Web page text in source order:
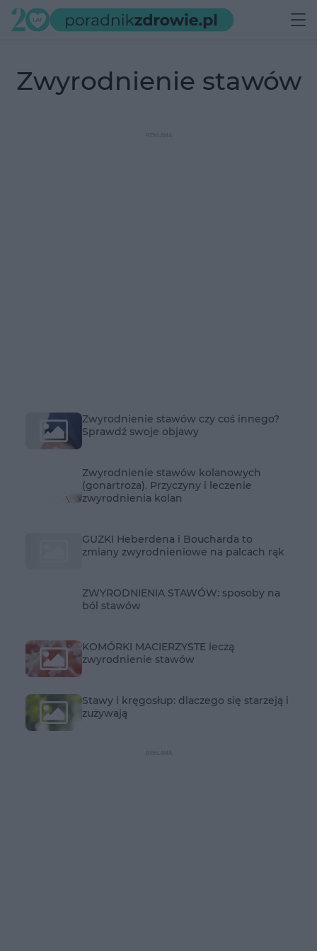
zwyrodnienie stawów
Zwyrodnienie stawów czy coś innego?
Sprawdź swoje objawy
Zwyrodnienie stawów kolanowych
(gonartroza). Przyczyny i leczenie
zwyrodnienia kolan
GUZKI Heberdena i Boucharda to
zmiany zwyrodnieniowe na palcach rąk
ZWYRODNIENIA STAWÓW: sposoby na
ból stawów
KOMÓRKI MACIERZYSTE leczą
zwyrodnienie stawów
Stawy i kręgosłup: dlaczego się starzeją i
zużywają